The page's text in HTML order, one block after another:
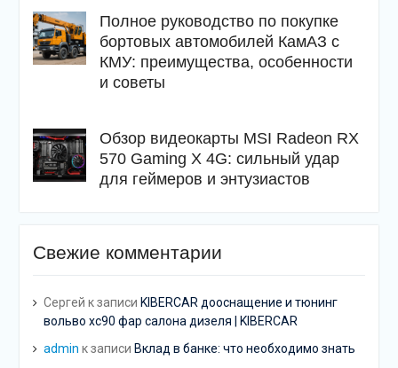
Полное руководство по покупке
бортовых автомобилей КамАЗ с
КМУ: преимущества, особенности
и советы
Обзор видеокарты MSI Radeon RX
570 Gaming X 4G: сильный удар
для геймеров и энтузиастов
Свежие комментарии
Сергей к записи KIBERCAR дооснащение и тюнинг
вольво хс90 фар салона дизеля | KIBERCAR
admin к записи Вклад в банке: что необходимо знать